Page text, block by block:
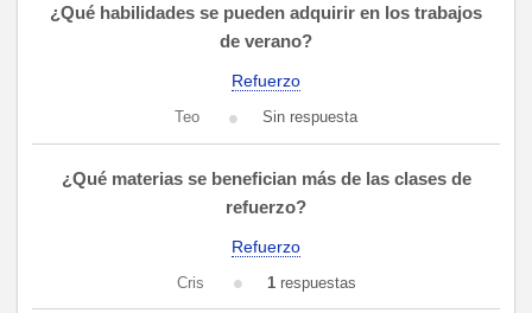
¿Qué habilidades se pueden adquirir en los trabajos
de verano?
Refuerzo
Teo Sin respuesta
¿Qué materias se benefician más de las clases de
refuerzo?
Refuerzo
Cris 1respuestas